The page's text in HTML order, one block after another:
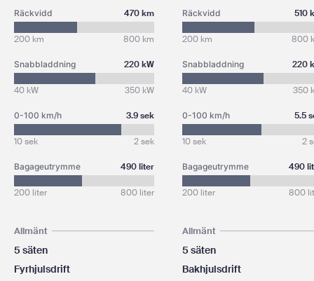
Räckvidd 470 km
200 km 800 km
Snabbladdning 220 kW
40 kW 350 kW
0-100 km/h 3.9 sek
10 sek 2 sek
Bagageutrymme 490 liter
200 liter 800 liter
Allmänt
5 säten
Fyrhjulsdrift
Räckvidd 510
200 km 800
Snabbladdning 220
40 kW 350
0-100 km/h 5.5
10 sek 2
Bagageutrymme 490
200 liter 800
Allmänt
5 säten
Bakhjulsdrift